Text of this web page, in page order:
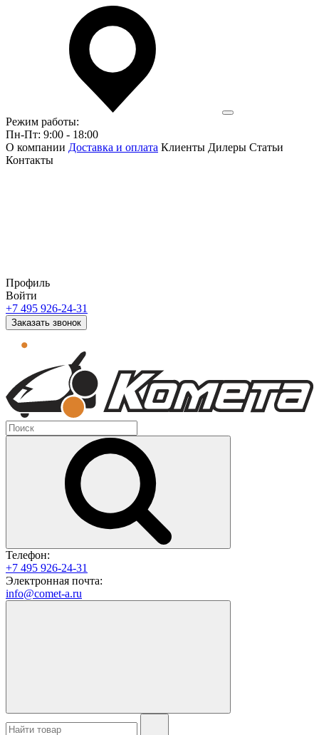
Режим работы:
Пн-Пт: 9:00 - 18:00
О компании Доставка и оплата Клиенты Дилеры Статьи
Контакты
Профиль
Войти
+7 495 926-24-31
Заказать звонок
Телефон:
+7 495 926-24-31
Электронная почта:
info@comet-a.ru